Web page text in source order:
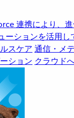
連携により、
ーションを活用
スケア 通信・メ
ション クラウド